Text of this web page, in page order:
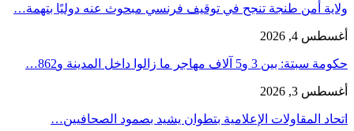
ولاية أمن طنجة تنجح في توقيف فرنسي مبحوث عنه دوليًا بتهمة…
أغسطس 4, 2026
حكومة سبتة: بين 3 و5 آلاف مهاجر ما زالوا داخل المدينة و862…
أغسطس 3, 2026
اتحاد المقاولات الإعلامية بتطوان يشيد بصمود الصحافيين…